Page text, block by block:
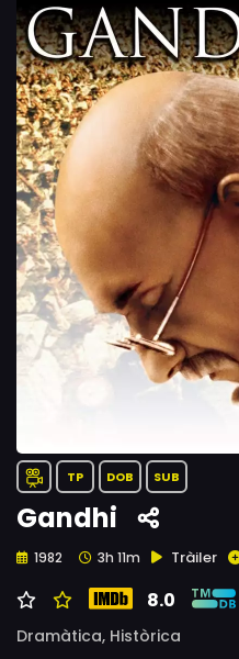
TP DOB SUB
Gandhi
1982 3h 11m Tràiler
8.0
Dramàtica, Històrica